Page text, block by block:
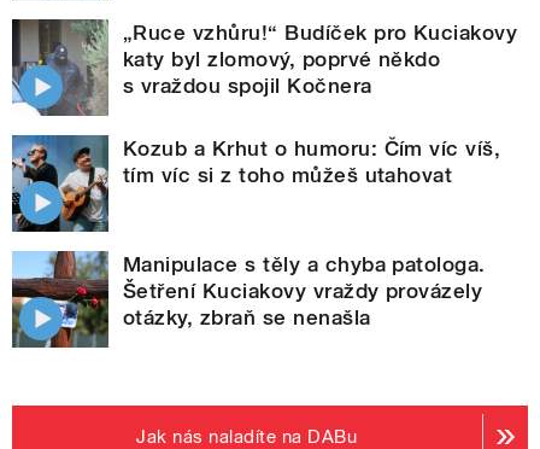
„Ruce vzhůru!“ Budíček pro Kuciakovy
katy byl zlomový, poprvé někdo
s vraždou spojil Kočnera
Kozub a Krhut o humoru: Čím víc víš,
tím víc si z toho můžeš utahovat
Manipulace s těly a chyba patologa.
Šetření Kuciakovy vraždy provázely
otázky, zbraň se nenašla
Jak nás naladíte na DABu